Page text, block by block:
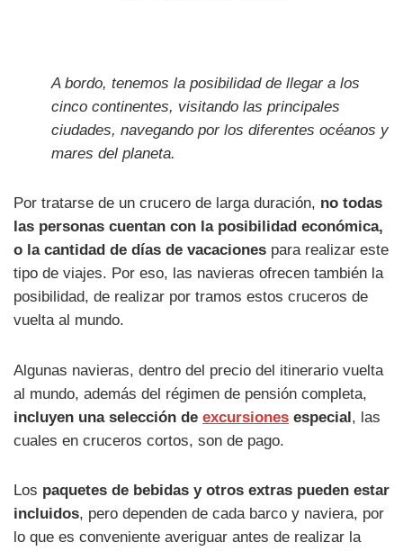
A bordo, tenemos la posibilidad de llegar a los
cinco continentes, visitando las principales
ciudades, navegando por los diferentes océanos y
mares del planeta.
Por tratarse de un crucero de larga duración, no todas
las personas cuentan con la posibilidad económica,
o la cantidad de días de vacaciones para realizar este
tipo de viajes. Por eso, las navieras ofrecen también la
posibilidad, de realizar por tramos estos cruceros de
vuelta al mundo.
Algunas navieras, dentro del precio del itinerario vuelta
al mundo, además del régimen de pensión completa,
incluyen una selección de excursiones especial, las
cuales en cruceros cortos, son de pago.
Los paquetes de bebidas y otros extras pueden estar
incluidos, pero dependen de cada barco y naviera, por
lo que es conveniente averiguar antes de realizar la